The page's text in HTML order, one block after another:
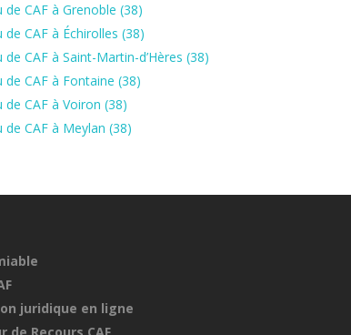
CAF à Grenoble (38)
CAF à Échirolles (38)
CAF à Saint-Martin-d’Hères (38)
CAF à Fontaine (38)
CAF à Voiron (38)
CAF à Meylan (38)
juridique en ligne